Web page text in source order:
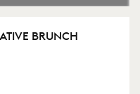
BRUNCH